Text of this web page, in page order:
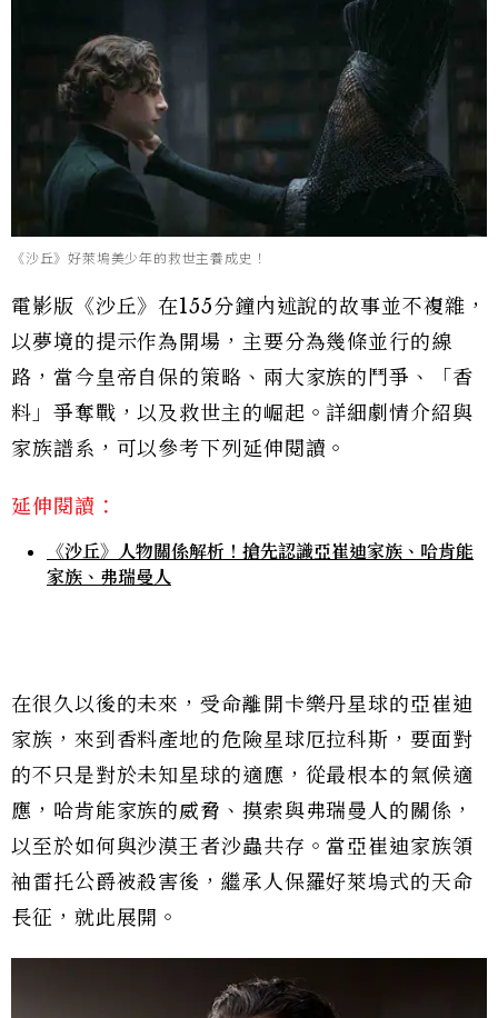
《沙丘》好萊塢美少年的救世主養成史！
電影版《沙丘》在155分鐘內述說的故事並不複雜，
以夢境的提示作為開場，主要分為幾條並行的線
路，當今皇帝自保的策略、兩大家族的鬥爭、「香
料」爭奪戰，以及救世主的崛起。詳細劇情介紹與
家族譜系，可以參考下列延伸閱讀。
延伸閱讀：
《沙丘》人物關係解析！搶先認識亞崔迪家族、哈肯能
家族、弗瑞曼人
在很久以後的未來，受命離開卡樂丹星球的亞崔迪
家族，來到香料產地的危險星球厄拉科斯，要面對
的不只是對於未知星球的適應，從最根本的氣候適
應，哈肯能家族的威脅、摸索與弗瑞曼人的關係，
以至於如何與沙漠王者沙蟲共存。當亞崔迪家族領
袖雷托公爵被殺害後，繼承人保羅好萊塢式的天命
長征，就此展開。